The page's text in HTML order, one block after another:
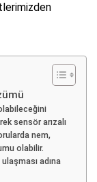
sensör arızalı
nem,
olabilir.
adına